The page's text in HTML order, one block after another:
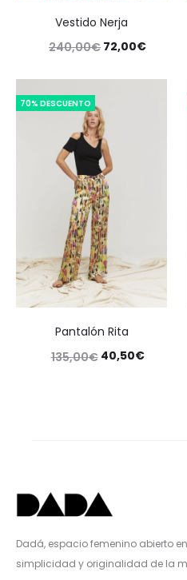
Vestido Nerja
240,00€ 72,00€
70% DESCUENTO
Pantalón Rita
135,00€ 40,50€
Dadá, espacio femenino abierto
simplicidad y originalidad de la